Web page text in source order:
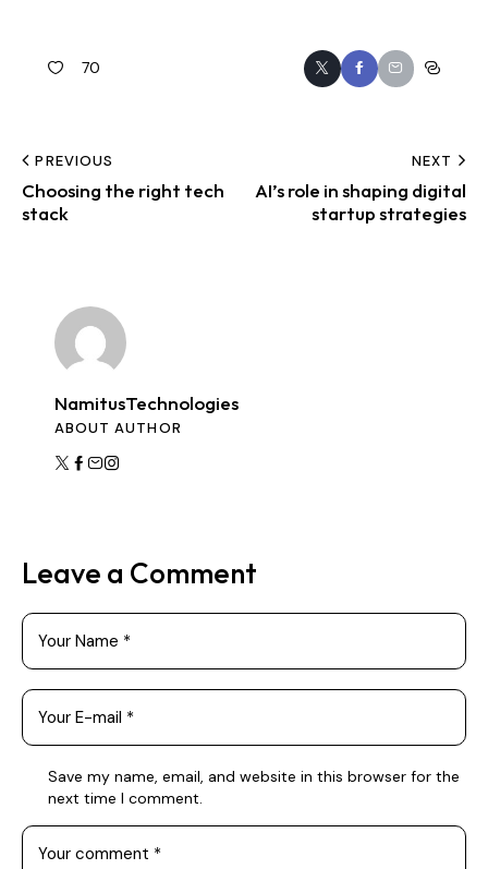
70
PREVIOUS
Choosing the right tech
stack
NEXT
AI’s role in shaping digital
startup strategies
NamitusTechnologies
ABOUT AUTHOR
Leave a Comment
Save my name, email, and website in this browser for the
next time I comment.